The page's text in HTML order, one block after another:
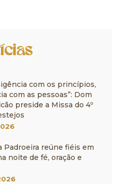
com os princípios,
com as pessoas”: Dom
preside a Missa do 4º
Padroeira reúne fiéis em
noite de fé, oração e